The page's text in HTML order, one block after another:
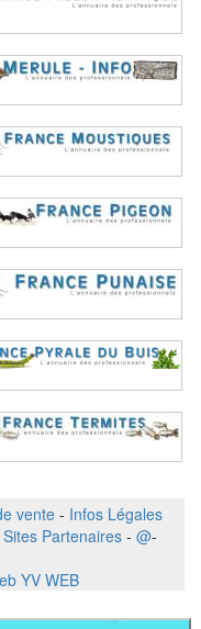
vente - Infos Légales
Sites Partenaires - @-
YV WEB